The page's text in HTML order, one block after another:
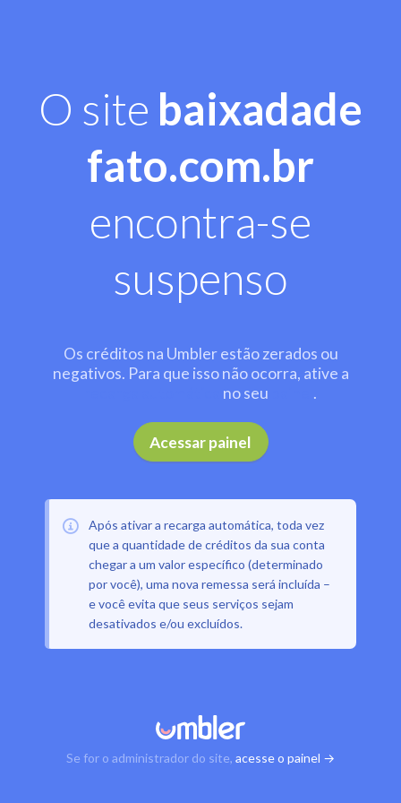
O site baixadade
fato.com.br
encontra-se
suspenso
Os créditos na Umbler estão zerados ou
negativos. Para que isso não ocorra, ative a
no seu .
Acessar painel
Após ativar a recarga automática, toda vez
que a quantidade de créditos da sua conta
chegar a um valor específico (determinado
por você), uma nova remessa será incluída –
e você evita que seus serviços sejam
desativados e/ou excluídos.
Se for o administrador do site, acesse o painel →